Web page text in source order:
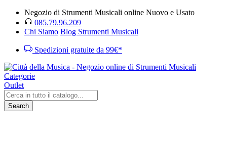
Negozio di Strumenti Musicali online Nuovo e Usato
085.79.96.209
Chi Siamo Blog Strumenti Musicali
Spedizioni gratuite da 99€*
Categorie
Outlet
Search